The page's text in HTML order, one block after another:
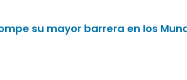
su mayor barrera en los